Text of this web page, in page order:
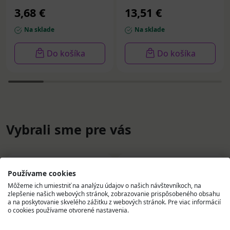
3,68 €
Na sklade
Do košíka
13,51 €
Na sklade
Do košíka
Vybrali sme pre vás
Používame cookies
Môžeme ich umiestniť na analýzu údajov o našich návštevníkoch, na
zlepšenie našich webových stránok, zobrazovanie prispôsobeného obsahu
a na poskytovanie skvelého zážitku z webových stránok. Pre viac informácií
o cookies používame otvorené nastavenia.